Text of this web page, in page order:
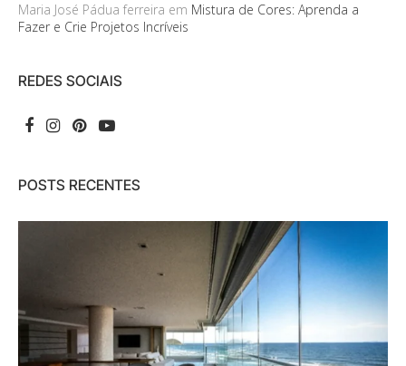
Maria José Pádua ferreira em Mistura de Cores: Aprenda a
Fazer e Crie Projetos Incríveis
REDES SOCIAIS
POSTS RECENTES